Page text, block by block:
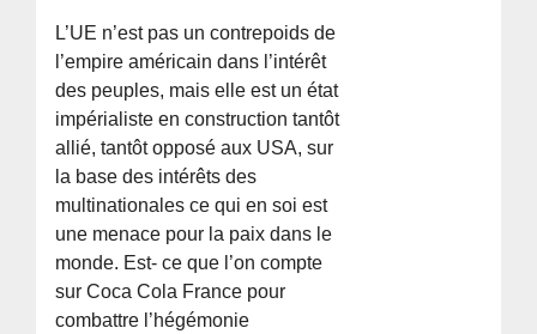
L’UE n’est pas un contrepoids de
l’empire américain dans l’intérêt
des peuples, mais elle est un état
impérialiste en construction tantôt
allié, tantôt opposé aux USA, sur
la base des intérêts des
multinationales ce qui en soi est
une menace pour la paix dans le
monde. Est- ce que l’on compte
sur Coca Cola France pour
combattre l’hégémonie